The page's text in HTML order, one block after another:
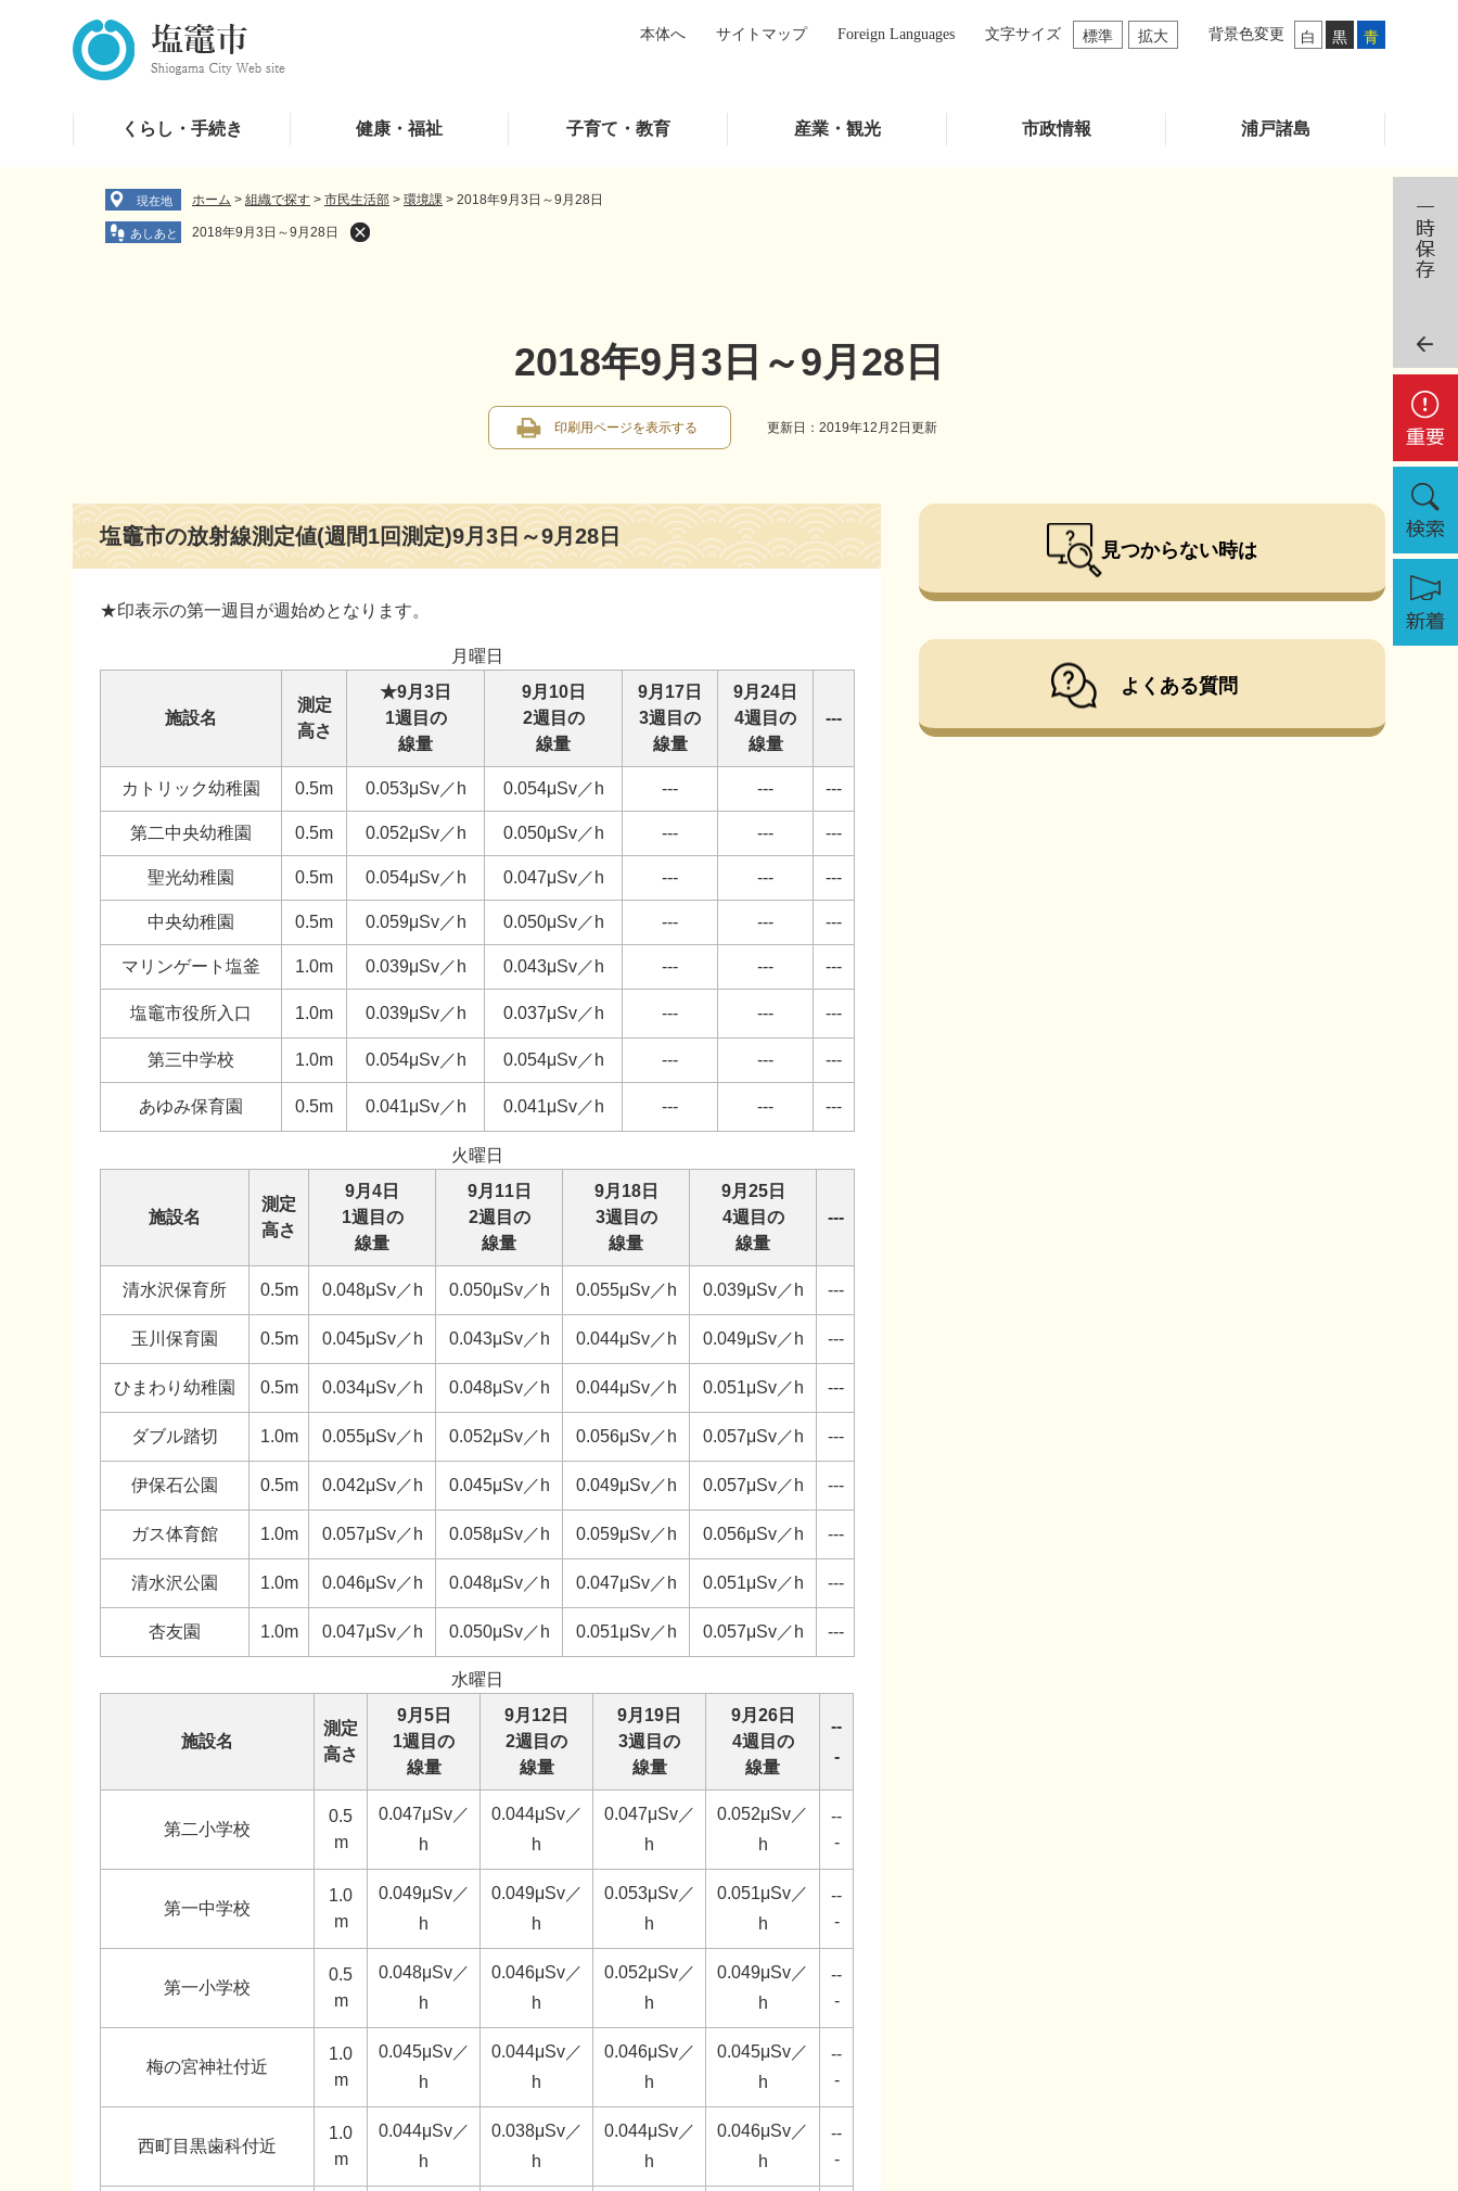
本体へ サイトマップ Foreign Languages 文字サイズ 標準 拡大 背景色変更 白 黒 青
くらし・手続き 健康・福祉 子育て・教育 産業・観光 市政情報 浦戸諸島
現在地 ホーム > 組織で探す > 市民生活部 > 環境課 > 2018年9月3日～9月28日
2018年9月3日～9月28日
2018年9月3日～9月28日
印刷用ページを表示する 更新日：2019年12月2日更新
本
文 塩竈市の放射線測定値(週間1回測定)9月3日～9月28日
★印表示の第一週目が週始めとなります。
月曜日
施設名
測定
高さ
★9月3日
1週目の
線量
9月10日
2週目の
線量
9月17日
3週目の
線量
9月24日
4週目の
線量
---
カトリック幼稚園 0.5m 0.053μSv／h 0.054μSv／h --- --- ---
第二中央幼稚園 0.5m 0.052μSv／h 0.050μSv／h --- --- ---
聖光幼稚園 0.5m 0.054μSv／h 0.047μSv／h --- --- ---
中央幼稚園 0.5m 0.059μSv／h 0.050μSv／h --- --- ---
マリンゲート塩釜 1.0m 0.039μSv／h 0.043μSv／h --- --- ---
塩竈市役所入口 1.0m 0.039μSv／h 0.037μSv／h --- --- ---
第三中学校 1.0m 0.054μSv／h 0.054μSv／h --- --- ---
あゆみ保育園 0.5m 0.041μSv／h 0.041μSv／h --- --- ---
火曜日
施設名
測定
高さ
9月4日
1週目の
線量
9月11日
2週目の
線量
9月18日
3週目の
線量
9月25日
4週目の
線量
---
清水沢保育所 0.5m 0.048μSv／h 0.050μSv／h 0.055μSv／h 0.039μSv／h ---
玉川保育園 0.5m 0.045μSv／h 0.043μSv／h 0.044μSv／h 0.049μSv／h ---
ひまわり幼稚園 0.5m 0.034μSv／h 0.048μSv／h 0.044μSv／h 0.051μSv／h ---
ダブル踏切 1.0m 0.055μSv／h 0.052μSv／h 0.056μSv／h 0.057μSv／h ---
伊保石公園 0.5m 0.042μSv／h 0.045μSv／h 0.049μSv／h 0.057μSv／h ---
ガス体育館 1.0m 0.057μSv／h 0.058μSv／h 0.059μSv／h 0.056μSv／h ---
清水沢公園 1.0m 0.046μSv／h 0.048μSv／h 0.047μSv／h 0.051μSv／h ---
杏友園 1.0m 0.047μSv／h 0.050μSv／h 0.051μSv／h 0.057μSv／h ---
水曜日
施設名
測定
高さ
9月5日
1週目の
線量
9月12日
2週目の
線量
9月19日
3週目の
線量
9月26日
4週目の
線量
--
-
第二小学校
0.5
m
0.047μSv／
h
0.044μSv／
h
0.047μSv／
h
0.052μSv／
h
--
-
第一中学校
1.0
m
0.049μSv／
h
0.049μSv／
h
0.053μSv／
h
0.051μSv／
h
--
-
第一小学校
0.5
m
0.048μSv／
h
0.046μSv／
h
0.052μSv／
h
0.049μSv／
h
--
-
梅の宮神社付近
1.0
m
0.045μSv／
h
0.044μSv／
h
0.046μSv／
h
0.045μSv／
h
--
-
西町目黒歯科付近
1.0
m
0.044μSv／
h
0.038μSv／
h
0.044μSv／
h
0.046μSv／
h
--
-
見つからない時は
よくある質問